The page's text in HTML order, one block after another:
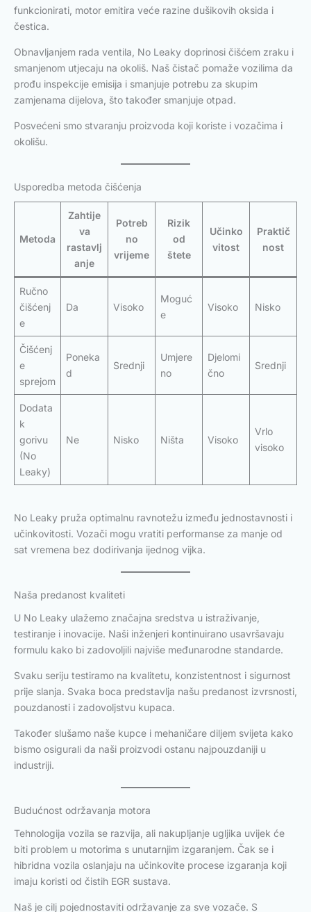
funkcionirati, motor emitira veće razine dušikovih oksida i
čestica.
Obnavljanjem rada ventila, No Leaky doprinosi čišćem zraku i
smanjenom utjecaju na okoliš. Naš čistač pomaže vozilima da
prođu inspekcije emisija i smanjuje potrebu za skupim
zamjenama dijelova, što također smanjuje otpad.
Posvećeni smo stvaranju proizvoda koji koriste i vozačima i
okolišu.
Usporedba metoda čišćenja
Metoda
Zahtije
va
rastavlj
anje
Potreb
no
vrijeme
Rizik
od
štete
Učinko
vitost
Praktič
nost
Ručno
čišćenj
e
Da Visoko
Moguć
e
Visoko Nisko
Čišćenj
e
sprejom
Poneka
d
Srednji
Umjere
no
Djelomi
čno
Srednji
Dodata
k
gorivu
(No
Leaky)
Ne Nisko Ništa Visoko
Vrlo
visoko
No Leaky pruža optimalnu ravnotežu između jednostavnosti i
učinkovitosti. Vozači mogu vratiti performanse za manje od
sat vremena bez dodirivanja ijednog vijka.
Naša predanost kvaliteti
U No Leaky ulažemo značajna sredstva u istraživanje,
testiranje i inovacije. Naši inženjeri kontinuirano usavršavaju
formulu kako bi zadovoljili najviše međunarodne standarde.
Svaku seriju testiramo na kvalitetu, konzistentnost i sigurnost
prije slanja. Svaka boca predstavlja našu predanost izvrsnosti,
pouzdanosti i zadovoljstvu kupaca.
Također slušamo naše kupce i mehaničare diljem svijeta kako
bismo osigurali da naši proizvodi ostanu najpouzdaniji u
industriji.
Budućnost održavanja motora
Tehnologija vozila se razvija, ali nakupljanje ugljika uvijek će
biti problem u motorima s unutarnjim izgaranjem. Čak se i
hibridna vozila oslanjaju na učinkovite procese izgaranja koji
imaju koristi od čistih EGR sustava.
Naš je cilj pojednostaviti održavanje za sve vozače. S